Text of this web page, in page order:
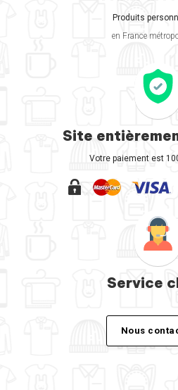
Produits
en France
Site
Votre paiement est
Service
Nous